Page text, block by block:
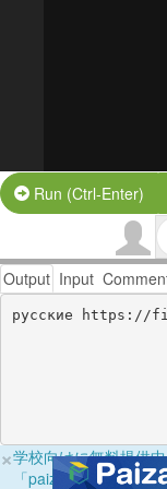
Run (Ctrl-Enter)
Output Input
русские https://
×学校向けに無料提供
「paizaラーニング